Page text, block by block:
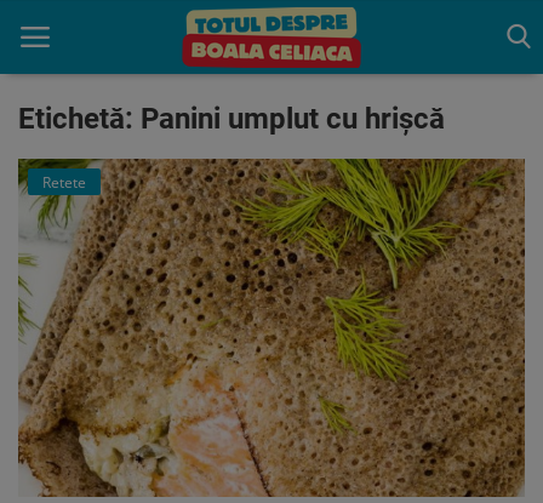
Acasă
Boala celiaca
Consultație
Programează o Consultatie
gratuită
Trăiește fără Gluten
Indrumare
Etichetă: Panini umplut cu hrișcă
Retete